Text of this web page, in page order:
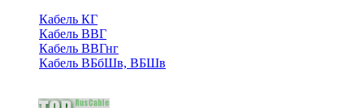
Кабель КГ
Кабель ВВГ
Кабель ВВГнг
Кабель ВБбШв, ВБШв